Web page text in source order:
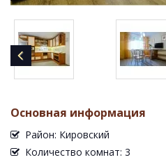
Основная информация
Район: Кировский
Количество комнат: 3